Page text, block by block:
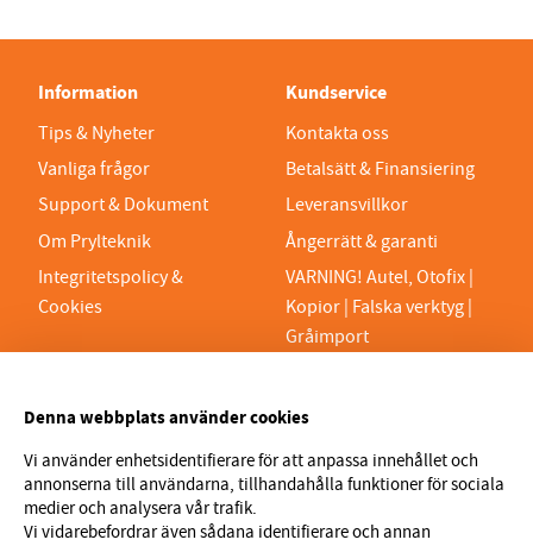
Information
Tips & Nyheter
Vanliga frågor
Support & Dokument
Om Prylteknik
Integritetspolicy &
Cookies
Kundservice
Kontakta oss
Betalsätt & Finansiering
Leveransvillkor
Ångerrätt & garanti
VARNING! Autel, Otofix |
Kopior | Falska verktyg |
Gråimport
Org.nr 559329-1189
VAT SE559329118901
info@prylteknik.se
0321777170
Denna webbplats använder cookies
Vi använder enhetsidentifierare för att anpassa innehållet och
annonserna till användarna, tillhandahålla funktioner för sociala
medier och analysera vår trafik.
Vi vidarebefordrar även sådana identifierare och annan